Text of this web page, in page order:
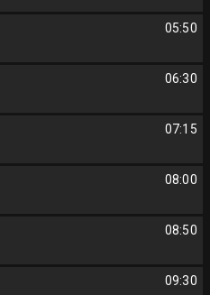
05:50
06:30
07:15
08:00
08:50
09:30